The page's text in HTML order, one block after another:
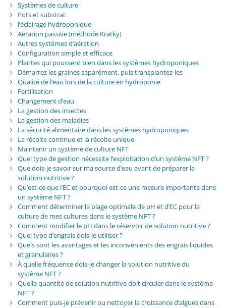
Systèmes de culture
Pots et substrat
l’éclairage hydroponique
Aération passive (méthode Kratky)
Autres systèmes d’aération
Configuration simple et efficace
Plantes qui poussent bien dans les systèmes hydroponiques
Démarrez les graines séparément, puis transplantez-les
Qualité de l’eau lors de la culture en hydroponie
Fertilisation
Changement d’eau
La gestion des insectes
La gestion des maladies
La sécurité alimentaire dans les systèmes hydroponiques
La récolte continue et la récolte unique
Maintenir un système de culture NFT
Quel type de gestion nécessite l’exploitation d’un système NFT ?
Que dois-je savoir sur ma source d’eau avant de préparer la
solution nutritive ?
Qu’est-ce que l’EC et pourquoi est-ce une mesure importante dans
un système NFT ?
Comment déterminer la plage optimale de pH et d’EC pour la
culture de mes cultures dans le système NFT ?
Comment modifier le pH dans le réservoir de solution nutritive ?
Quel type d’engrais dois-je utiliser ?
Quels sont les avantages et les inconvénients des engrais liquides
et granulaires ?
À quelle fréquence dois-je changer la solution nutritive du
système NFT ?
Quelle quantité de solution nutritive doit circuler dans le système
NFT ?
Comment puis-je prévenir ou nettoyer la croissance d’algues dans